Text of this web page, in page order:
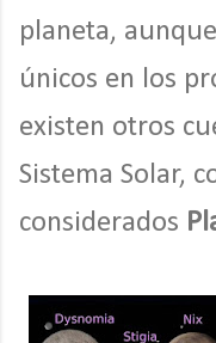
planeta,
únicos en los
existen otros
Sistema Solar,
considerados